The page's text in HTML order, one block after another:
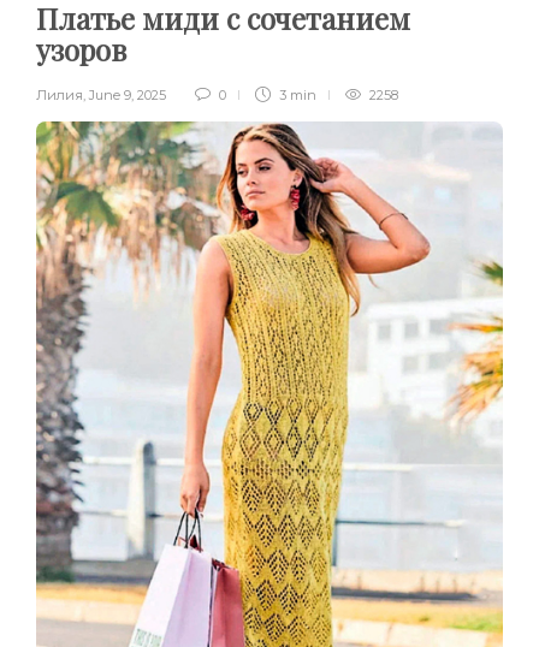
Платье миди с сочетанием
узоров
Лилия, June 9, 2025 0 3 min 2258